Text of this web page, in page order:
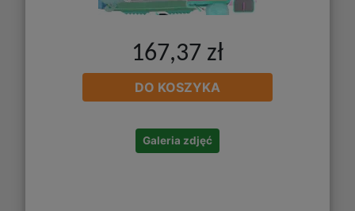
167,37 zł
DO KOSZYKA
Galeria zdjęć